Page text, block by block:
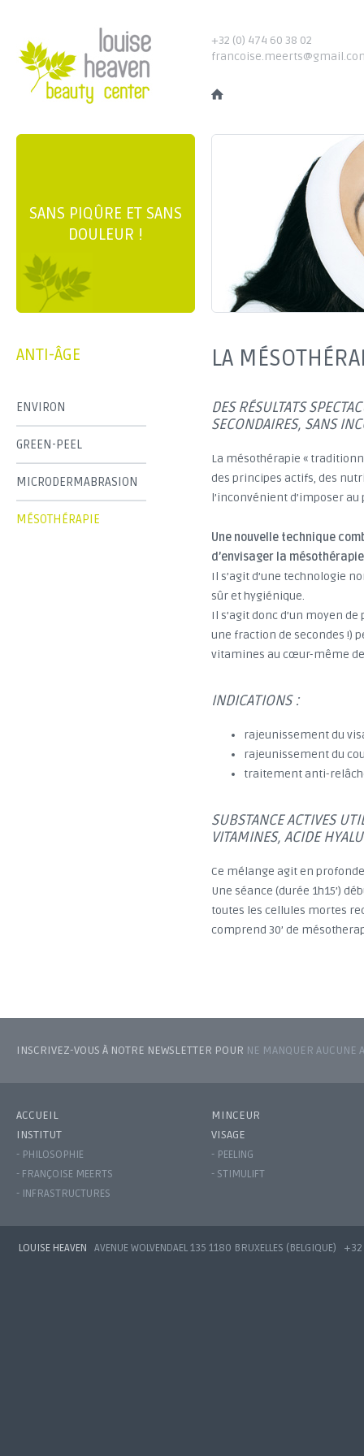
+32 (0) 474 60 38 02
SANS PIQÛRE ET SANS
DOULEUR !
ANTI-ÂGE
ENVIRON
GREEN-PEEL
MICRODERMABRASION
MÉSOTHÉRAPIE
LA
DES RÉSULTATS
SECONDAIRES, SANS
La mésothérapie «
des principes actifs, des
l’inconvénient d’imposer
Une nouvelle technique
d’envisager la
Il s’agit d’une technologie
sûr et hygiénique.
Il s’agit donc d’un moyen
une fraction de secondes !)
vitamines au cœur-même
INDICATIONS :
rajeunissement du
rajeunissement du
traitement anti-
SUBSTANCE ACTIVES
VITAMINES, ACIDE
Ce mélange agit en
Une séance (durée 1h15’)
toutes les cellules mortes
comprend 30’ de
INSCRIVEZ-VOUS À NOTRE NEWSLETTER POUR NE MANQUER AUCUNE
ACCUEIL
INSTITUT
- PHILOSOPHIE
- FRANÇOISE MEERTS
- INFRASTRUCTURES
MINCEUR
VISAGE
- PEELING
- STIMULIFT
LOUISE HEAVEN AVENUE WOLVENDAEL 135 1180 BRUXELLES (BELGIQUE)